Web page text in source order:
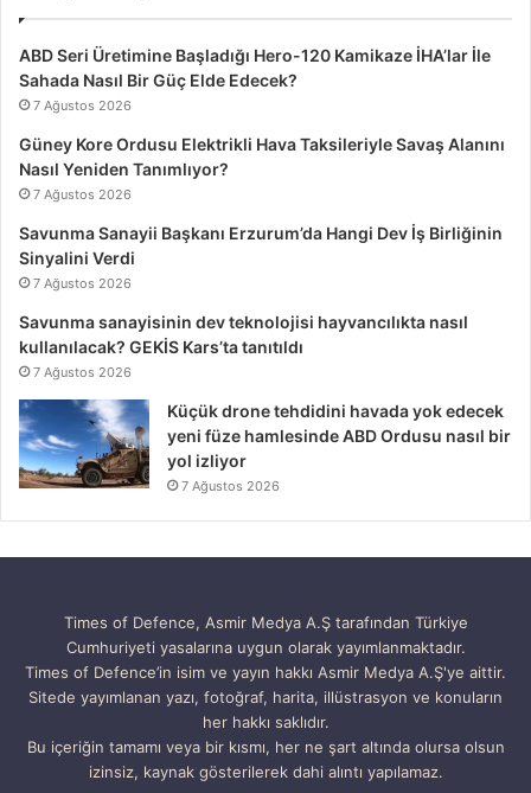
ABD Seri Üretimine Başladığı Hero-120 Kamikaze İHA’lar İle
Sahada Nasıl Bir Güç Elde Edecek?
7 Ağustos 2026
Güney Kore Ordusu Elektrikli Hava Taksileriyle Savaş Alanını
Nasıl Yeniden Tanımlıyor?
7 Ağustos 2026
Savunma Sanayii Başkanı Erzurum’da Hangi Dev İş Birliğinin
Sinyalini Verdi
7 Ağustos 2026
Savunma sanayisinin dev teknolojisi hayvancılıkta nasıl
kullanılacak? GEKİS Kars’ta tanıtıldı
7 Ağustos 2026
Küçük drone tehdidini havada yok edecek
yeni füze hamlesinde ABD Ordusu nasıl bir
yol izliyor
7 Ağustos 2026
Times of Defence, Asmir Medya A.Ş tarafından Türkiye
Cumhuriyeti yasalarına uygun olarak yayımlanmaktadır.
Times of Defence’in isim ve yayın hakkı Asmir Medya A.Ş'ye aittir.
Sitede yayımlanan yazı, fotoğraf, harita, illüstrasyon ve konuların
her hakkı saklıdır.
Bu içeriğin tamamı veya bir kısmı, her ne şart altında olursa olsun
izinsiz, kaynak gösterilerek dahi alıntı yapılamaz.